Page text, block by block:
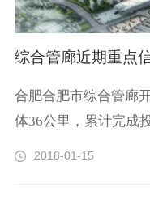
综合管廊近期重点
合肥合肥市综合管廊
体36公里，累计完成
2018-01-15